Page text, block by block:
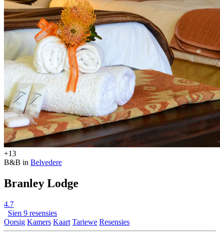
+13
B&B in Belvedere
Branley Lodge
4.7
Sien 9 resensies
Oorsig Kamers Kaart Tariewe Resensies